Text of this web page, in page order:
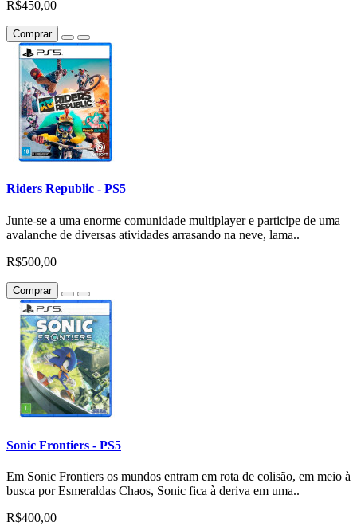
R$450,00
Comprar
Riders Republic - PS5
Junte-se a uma enorme comunidade multiplayer e participe de uma
avalanche de diversas atividades arrasando na neve, lama..
R$500,00
Comprar
Sonic Frontiers - PS5
Em Sonic Frontiers os mundos entram em rota de colisão, em meio à
busca por Esmeraldas Chaos, Sonic fica à deriva em uma..
R$400,00